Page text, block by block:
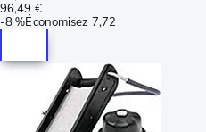
96,49 €
-8 %Économisez 7,72